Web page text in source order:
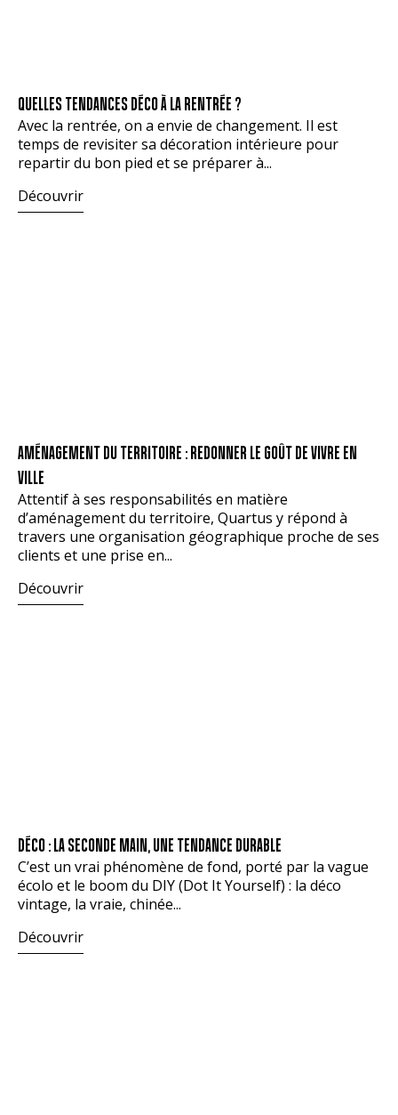
QUELLES TENDANCES DÉCO À LA RENTRÉE ?
Avec la rentrée, on a envie de changement. Il est
temps de revisiter sa décoration intérieure pour
repartir du bon pied et se préparer à...
Découvrir
AMÉNAGEMENT DU TERRITOIRE : REDONNER LE GOÛT DE VIVRE EN
VILLE
Attentif à ses responsabilités en matière
d’aménagement du territoire, Quartus y répond à
travers une organisation géographique proche de ses
clients et une prise en...
Découvrir
DÉCO : LA SECONDE MAIN, UNE TENDANCE DURABLE
C’est un vrai phénomène de fond, porté par la vague
écolo et le boom du DIY (Dot It Yourself) : la déco
vintage, la vraie, chinée...
Découvrir